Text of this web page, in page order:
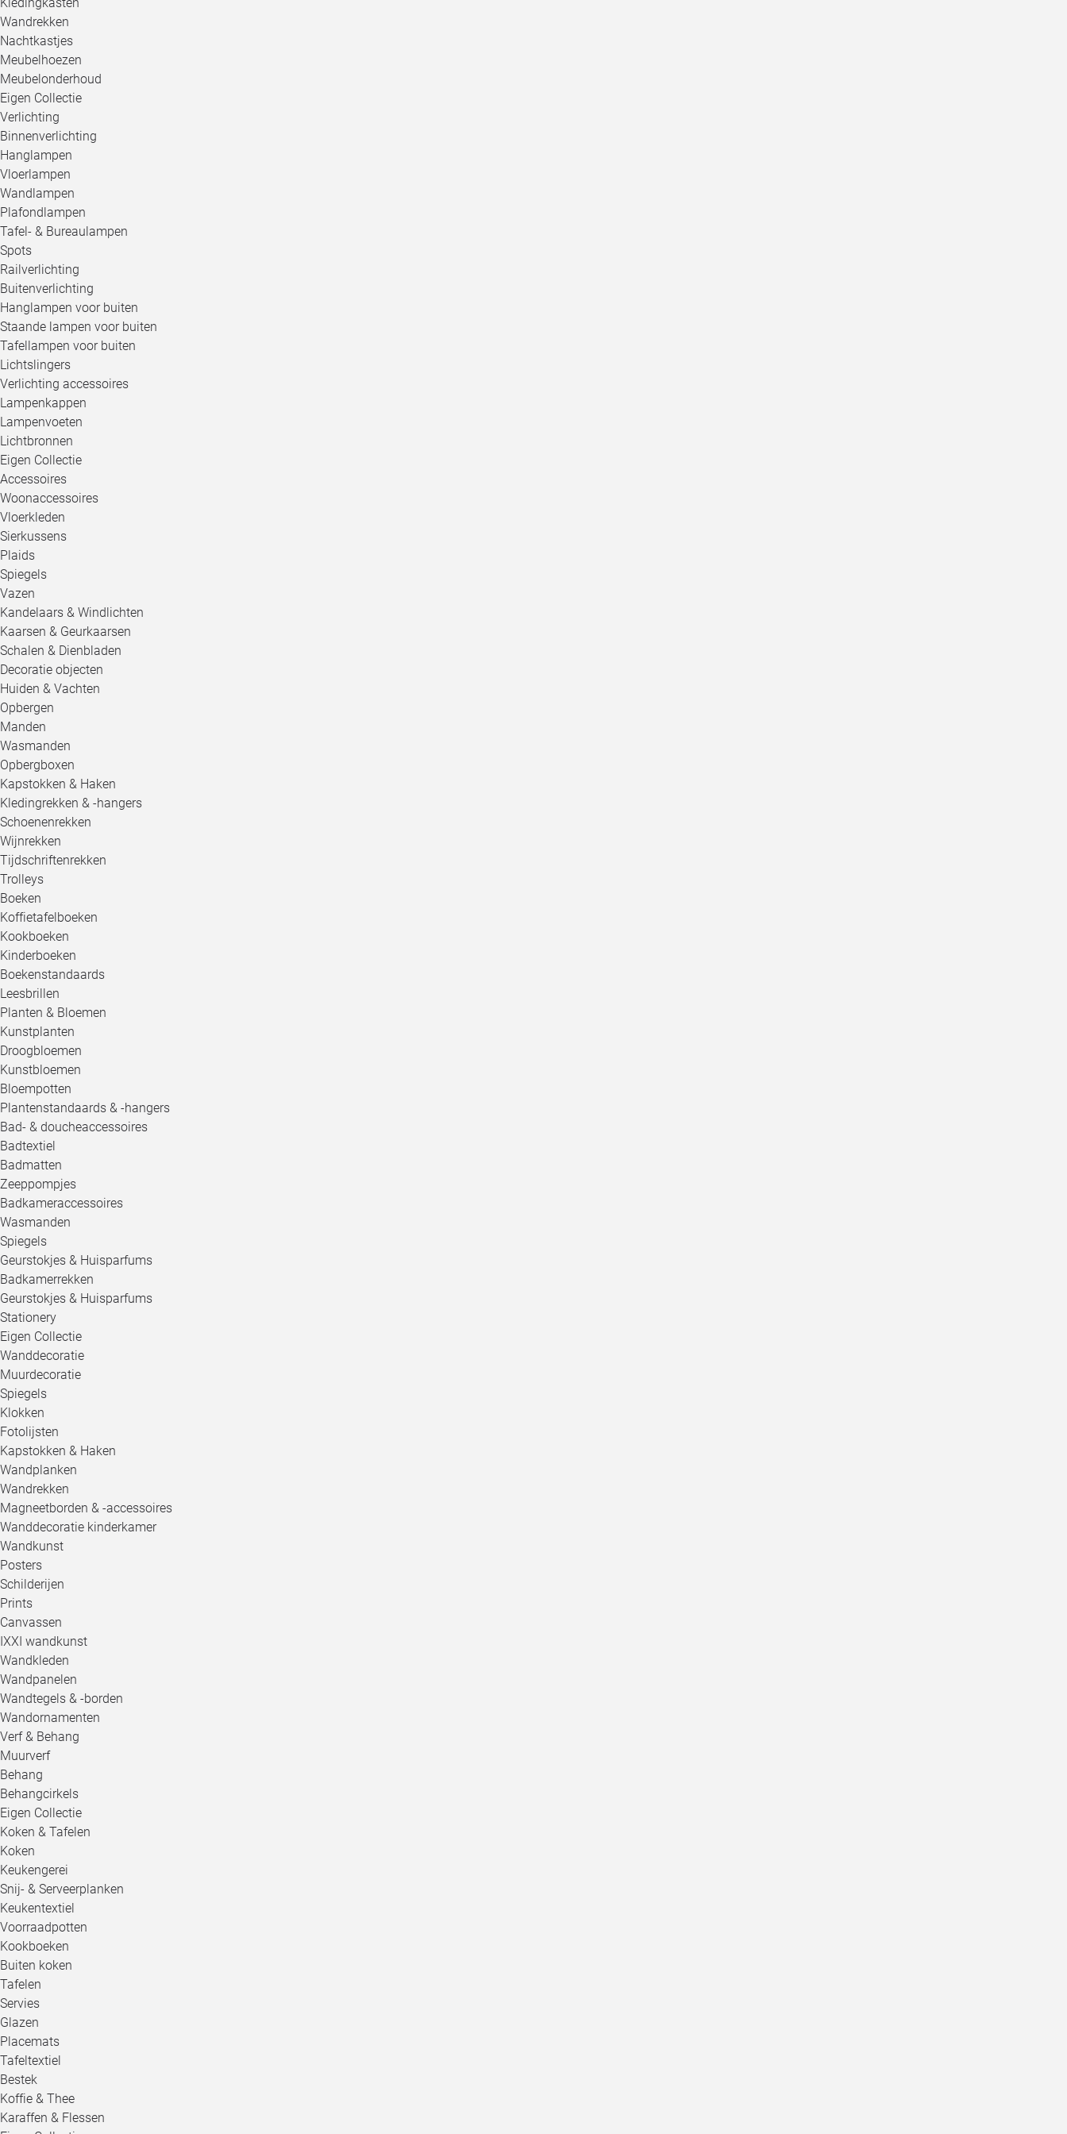
Wandrekken
Nachtkastjes
Meubelhoezen
Meubelonderhoud
Eigen Collectie
Verlichting
Binnenverlichting
Hanglampen
Vloerlampen
Wandlampen
Plafondlampen
Tafel- & Bureaulampen
Spots
Railverlichting
Buitenverlichting
Hanglampen voor buiten
Staande lampen voor buiten
Tafellampen voor buiten
Lichtslingers
Verlichting accessoires
Lampenkappen
Lampenvoeten
Lichtbronnen
Eigen Collectie
Accessoires
Woonaccessoires
Vloerkleden
Sierkussens
Plaids
Spiegels
Vazen
Kandelaars & Windlichten
Kaarsen & Geurkaarsen
Schalen & Dienbladen
Decoratie objecten
Huiden & Vachten
Opbergen
Manden
Wasmanden
Opbergboxen
Kapstokken & Haken
Kledingrekken & -hangers
Schoenenrekken
Wijnrekken
Tijdschriftenrekken
Trolleys
Boeken
Koffietafelboeken
Kookboeken
Kinderboeken
Boekenstandaards
Leesbrillen
Planten & Bloemen
Kunstplanten
Droogbloemen
Kunstbloemen
Bloempotten
Plantenstandaards & -hangers
Bad- & doucheaccessoires
Badtextiel
Badmatten
Zeeppompjes
Badkameraccessoires
Wasmanden
Spiegels
Geurstokjes & Huisparfums
Badkamerrekken
Geurstokjes & Huisparfums
Stationery
Eigen Collectie
Wanddecoratie
Muurdecoratie
Spiegels
Klokken
Fotolijsten
Kapstokken & Haken
Wandplanken
Wandrekken
Magneetborden & -accessoires
Wanddecoratie kinderkamer
Wandkunst
Posters
Schilderijen
Prints
Canvassen
IXXI wandkunst
Wandkleden
Wandpanelen
Wandtegels & -borden
Wandornamenten
Verf & Behang
Muurverf
Behang
Behangcirkels
Eigen Collectie
Koken & Tafelen
Koken
Keukengerei
Snij- & Serveerplanken
Keukentextiel
Voorraadpotten
Kookboeken
Buiten koken
Tafelen
Servies
Glazen
Placemats
Tafeltextiel
Bestek
Koffie & Thee
Karaffen & Flessen